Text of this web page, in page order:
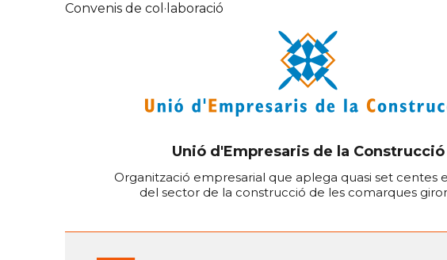
Convenis de col·laboració
Unió d'Empresaris de la Construcció
Organització empresarial que aplega quasi set centes
del sector de la construcció de les comarques